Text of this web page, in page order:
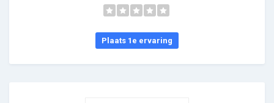
Plaats 1e ervaring